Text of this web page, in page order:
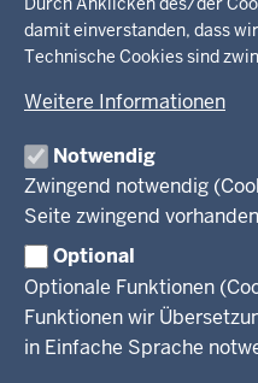
damit einverstanden, dass
Technische Cookies sind
Weitere Informationen
Notwendig
Zwingend notwendig
Seite zwingend
Optional
Optionale Funktionen
Funktionen wir
in Einfache Sprache
Inhalte
Im Überblick
Inhalt
in
der
Fußzeile
Menü
Ministerium
Kinder
Jugend
Familie
LSBTIQ*
Gleichstellung
Presse
Pressemitteilungen
Pressekontakt
Fotos
RSS-Feeds
Broschürenservice
Bibliothek
Newsletter
#WTFuture